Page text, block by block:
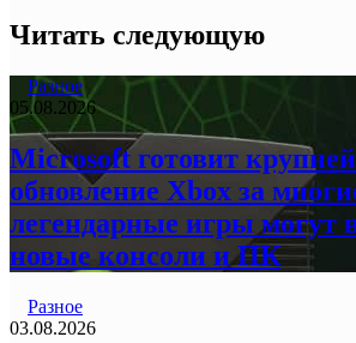
Читать следующую
Разное
05.08.2026
Microsoft готовит
обновление Xbox за
легендарные игры могут
новые консоли и ПК
Разное
03.08.2026